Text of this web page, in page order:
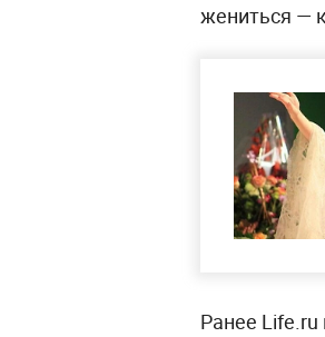
жениться —
Ранее